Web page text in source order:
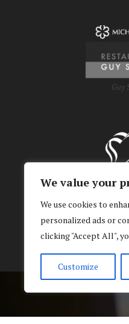
We value your
We use cookies to
personalized ads or
clicking "Accept All",
Customize
Guy
Go to